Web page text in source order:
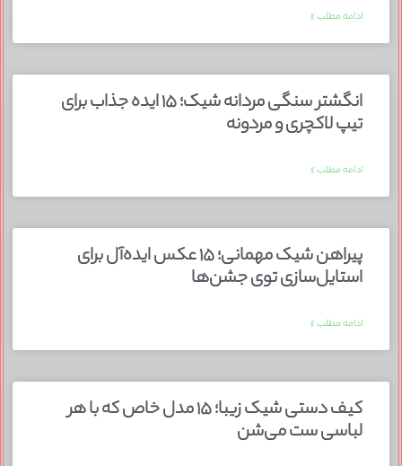
ادامه مطلب »
انگشتر سنگی مردانه شیک؛ ۱۵ ایده جذاب برای
تیپ لاکچری و مردونه
ادامه مطلب »
پیراهن شیک مهمانی؛ ۱۵ عکس ایده‌آل برای
استایل‌سازی توی جشن‌ها
ادامه مطلب »
کیف دستی شیک زیبا؛ ۱۵ مدل خاص که با هر
لباسی ست می‌شن